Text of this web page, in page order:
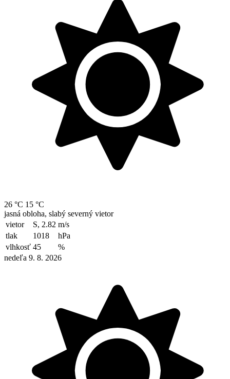
26 °C 15 °C
jasná obloha, slabý severný vietor
vietor
S, 2.82 m/s
tlak
1018
hPa
vlhkosť 45
%
nedeľa 9. 8. 2026